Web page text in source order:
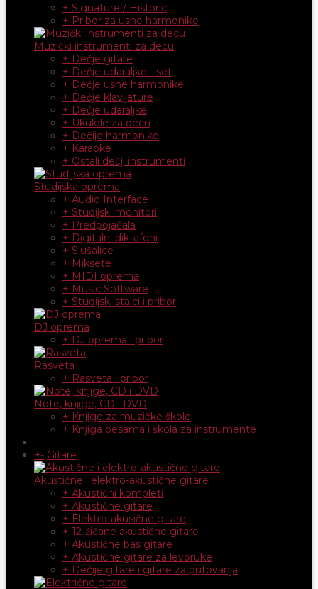
+ Signature / Historic
+ Pribor za usne harmonike
Muzički instrumenti za decu
+ Dečje gitare
+ Dečje udaraljke - set
+ Dečje usne harmonike
+ Dečje klavijature
+ Dečje udaraljke
+ Ukulele za decu
+ Dečije harmonike
+ Karaoke
+ Ostali dečji instrumenti
Studijska oprema
+ Audio Interface
+ Studijski monitori
+ Predpojačala
+ Digitalni diktafoni
+ Slušalice
+ Miksete
+ MIDI oprema
+ Music Software
+ Studijski stalci i pribor
DJ oprema
+ DJ oprema i pribor
Rasveta
+ Rasveta i pribor
Note, knjige, CD i DVD
+ Knjige za muzičke škole
+ Knjiga pesama i škola za instrumente
+- Gitare
Akustične i elektro-akustične gitare
+ Akustični kompleti
+ Akustične gitare
+ Elektro-akusične gitare
+ 12-žičane akustične gitare
+ Akustične bas gitare
+ Akustične gitare za levoruke
+ Dečije gitare i gitare za putovanja